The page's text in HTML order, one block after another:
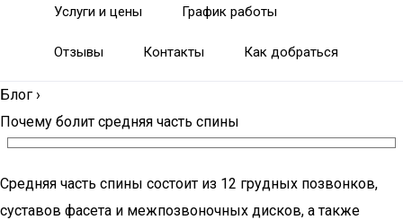
Услуги и цены График работы
Отзывы Контакты Как добраться
Блог ›
Почему болит средняя часть спины
Средняя часть спины состоит из 12 грудных позвонков,
суставов фасета и межпозвоночных дисков, а также